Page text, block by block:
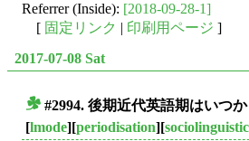
Referrer (Inside): [2018-09-28-1]
[ 固定リンク | 印刷用ページ ]
2017-07-08 Sat
#2994. 後期近代英語期はいつ
[lmode][periodisation][